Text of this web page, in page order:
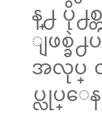
န္႕ ပို႕
ျဖစ္ခဲ
အလုပ္
ပ္လုပ္ေန